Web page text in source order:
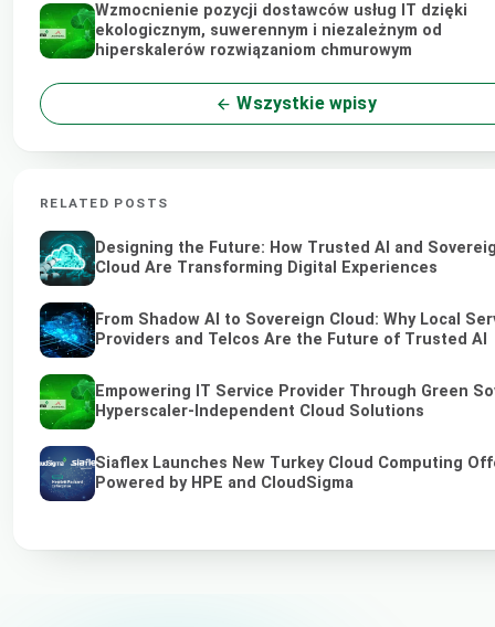
Wzmocnienie pozycji dostawców usług IT dzięki
ekologicznym, suwerennym i niezależnym od
hiperskalerów rozwiązaniom chmurowym
Wszystkie wpisy
RELATED POSTS
Designing the Future: How Trusted AI and
Cloud Are Transforming Digital Experiences
From Shadow AI to Sovereign Cloud: Why Local
Providers and Telcos Are the Future of Trusted AI
Empowering IT Service Provider Through Green
Hyperscaler-Independent Cloud Solutions
Siaflex Launches New Turkey Cloud Computing
Powered by HPE and CloudSigma